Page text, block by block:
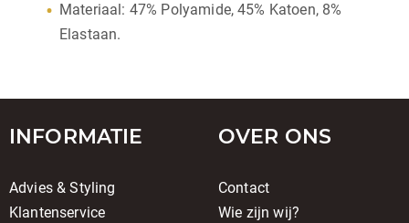
Materiaal: 47% Polyamide, 45% Katoen, 8%
Elastaan.
INFORMATIE
Advies & Styling
Klantenservice
OVER ONS
Contact
Wie zijn wij?